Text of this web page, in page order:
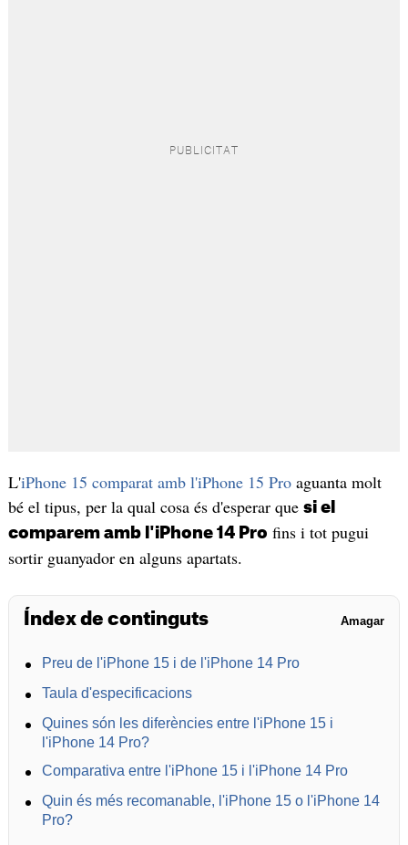
L'iPhone 15 comparat amb l'iPhone 15 Proaguanta molt
bé el tipus, per la qual cosa és d'esperar que si el
comparem amb l'iPhone 14 Pro fins i tot pugui
sortir guanyador en alguns apartats.
Índex de continguts Amagar
Preu de l'iPhone 15 i de l'iPhone 14 Pro
Taula d'especificacions
Quines són les diferències entre l'iPhone 15 i
l'iPhone 14 Pro?
Comparativa entre l'iPhone 15 i l'iPhone 14 Pro
Quin és més recomanable, l'iPhone 15 o l'iPhone 14
Pro?